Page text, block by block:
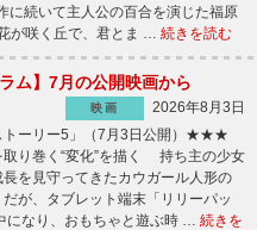
に続いて主人公の百合を演じた福原
が咲く丘で、君とま … 続きを読む
ラム】7月の公開映画から
映画
2026年8月3日
トーリー5」（7月3日公開）★★★
取り巻く“変化”を描く 持ち主の少女
長を見守ってきたカウガール人形の
だが、タブレット端末「リリーパッ
になり、おもちゃと遊ぶ時 … 続きを